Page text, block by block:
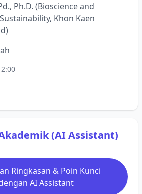
Ph.D. (Bioscience and
Khon Kaen
(AI Assistant)
Ringkasan & Poin Kunci
AI Assistant